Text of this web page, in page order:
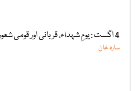
4 اگست : یومِ شہداء، قربانی اور قومی شعور کا دن
سارہ خان